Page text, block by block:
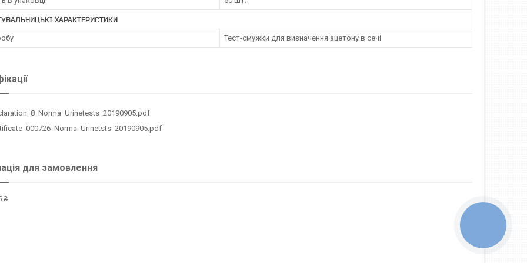
ХАРАКТЕРИСТИКИ
Тест-смужки для визначення ацетону в сечі
для замовлення
₴